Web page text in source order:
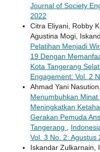
Journal of Society
2022
Citra Eliyani, Robby
Agustina Mogi,
Pelatihan Menjadi
19 Dengan
Kota Tangerang
Engagement: Vol. 2
Ahmad Yani
Menumbuhkan
Meningkatkan
Gerakan Pemuda
Tangerang
Vol. 3 No. 2: Agustus
Iskandar Zulkarnain,